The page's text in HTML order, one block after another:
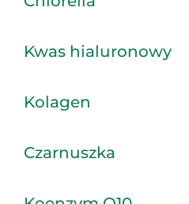
Kwas hialuronowy
Kolagen
Czarnuszka